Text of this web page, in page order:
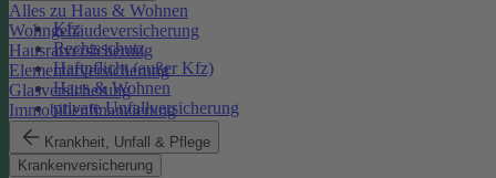
Alles zu Haus & Wohnen
Wohngebäudeversicherung
Hausratversicherung
Elementarversicherung
Glasversicherung
Immobilienfinanzierung
Krankheit, Unfall & Pflege
Krankenversicherung
Kfz
Rechtsschutz
Haftpflicht (außer Kfz)
Haus & Wohnen
private Unfallversicherung
Auslandskrankenschutz
Reiserücktritt
Reisegepäck